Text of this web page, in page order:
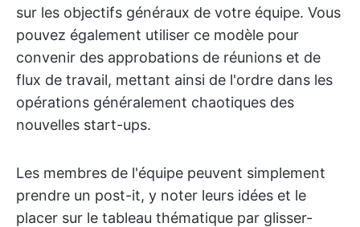
sur les objectifs généraux de votre équipe. Vous
pouvez également utiliser ce modèle pour
convenir des approbations de réunions et de
flux de travail, mettant ainsi de l'ordre dans les
opérations généralement chaotiques des
nouvelles start-ups.
Les membres de l'équipe peuvent simplement
prendre un post-it, y noter leurs idées et le
placer sur le tableau thématique par glisser-